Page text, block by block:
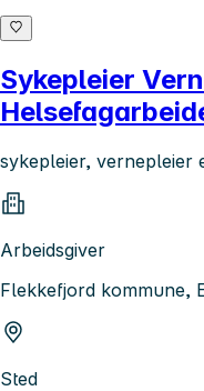
Sykepleier
sykepleier, vernepleier
Arbeidsgiver
Flekkefjord kommune,
Sted